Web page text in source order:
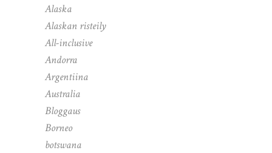
Alaska
Alaskan risteily
All-inclusive
Andorra
Argentiina
Australia
Bloggaus
Borneo
botswana